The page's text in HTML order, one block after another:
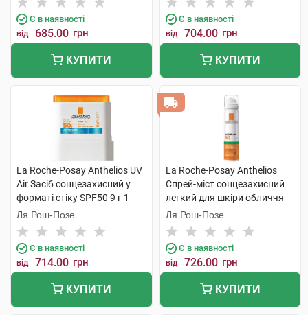
Є в наявності
від 685.00 грн
КУПИТИ
Є в наявності
від 704.00 грн
КУПИТИ
La Roche-Posay Anthelios UV
Air Засіб сонцезахисний у
форматі стіку SPF50 9 г 1
стік
Ля Рош-Позе
Є в наявності
від 714.00 грн
КУПИТИ
La Roche-Posay Anthelios
Спрей-міст сонцезахисний
легкий для шкіри обличчя
SPF50 75 мл 1 флакон
Ля Рош-Позе
Є в наявності
від 726.00 грн
КУПИТИ